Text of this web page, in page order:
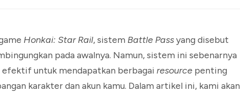
Honkai: Star Rail, sistem Battle Passyang disebut
pada awalnya. Namun, sistem ini sebenarnya
efektif untuk mendapatkan berbagai resource penting
karakter dan akun kamu. Dalam artikel ini, kami akan